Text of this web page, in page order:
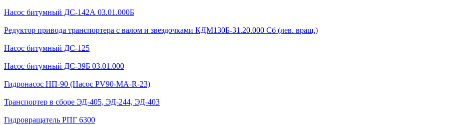
Насос битумный ДС-142А 03.01.000Б
Редуктор привода транспортера с валом и звездочками КДМ130Б-31.20.000 Сб (лев. вращ.)
Насос битумный ДС-125
Насос битумный ДС-39Б 03.01.000
Гидронасос НП-90 (Насос PV90-MA-R-23)
Транспортер в сборе ЭД-405, ЭД-244, ЭД-403
Гидровращатель РПГ 6300